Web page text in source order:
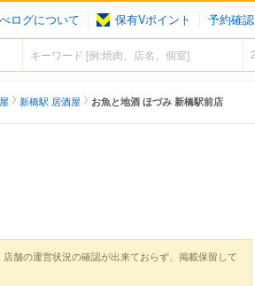
ログについて 保有Vポイント 予約確認
新橋駅 居酒屋 お魚と地酒 ほづみ 新橋駅前店
舗の運営状況の確認が出来ておらず、掲載保留して